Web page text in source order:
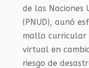
de las Naciones
(PNUD), aunó
malla curricular
virtual en
riesgo de